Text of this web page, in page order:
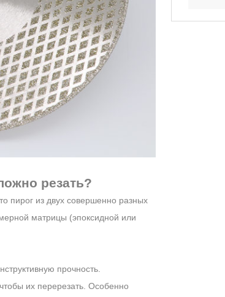
резать?
пирог из двух совершенно разных
матрицы (эпоксидной или
прочность.
их перерезать. Особенно